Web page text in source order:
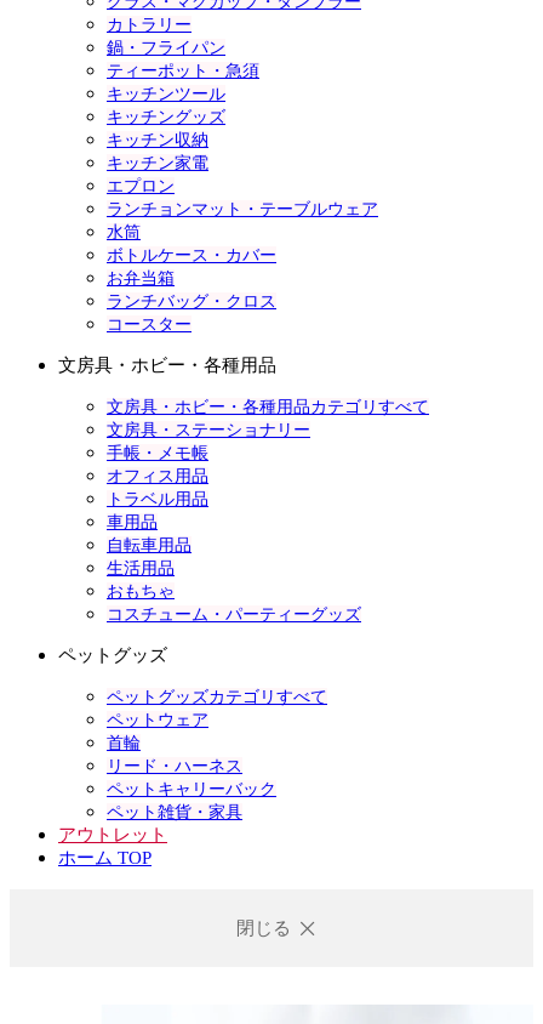
カトラリー
鍋・フライパン
ティーポット・急須
キッチンツール
キッチングッズ
キッチン収納
キッチン家電
エプロン
ランチョンマット・テーブルウェア
水筒
ボトルケース・カバー
お弁当箱
ランチバッグ・クロス
コースター
文房具・ホビー・各種用品
文房具・ホビー・各種用品カテゴリすべて
文房具・ステーショナリー
手帳・メモ帳
オフィス用品
トラベル用品
車用品
自転車用品
生活用品
おもちゃ
コスチューム・パーティーグッズ
ペットグッズ
ペットグッズカテゴリすべて
ペットウェア
首輪
リード・ハーネス
ペットキャリーバック
ペット雑貨・家具
アウトレット
ホーム TOP
閉じる